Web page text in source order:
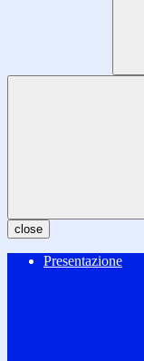
close
Presentazione